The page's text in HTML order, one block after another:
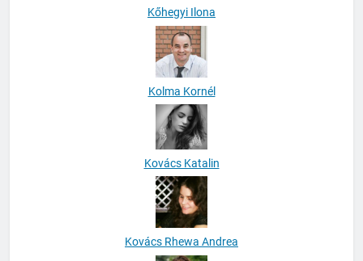
Kőhegyi Ilona
Kolma Kornél
Kovács Katalin
Kovács Rhewa Andrea